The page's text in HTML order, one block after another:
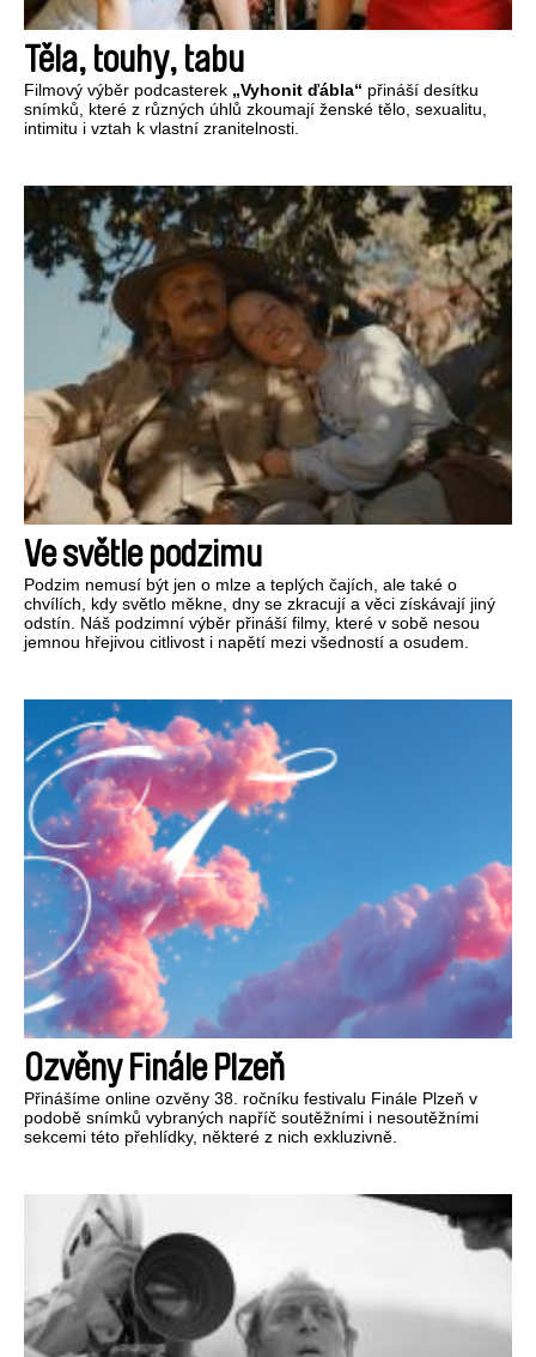
Těla, touhy, tabu
Filmový výběr podcasterek „Vyhonit ďábla“ přináší desítku
snímků, které z různých úhlů zkoumají ženské tělo, sexualitu,
intimitu i vztah k vlastní zranitelnosti.
Ve světle podzimu
Podzim nemusí být jen o mlze a teplých čajích, ale také o
chvílích, kdy světlo měkne, dny se zkracují a věci získávají jiný
odstín. Náš podzimní výběr přináší filmy, které v sobě nesou
jemnou hřejivou citlivost i napětí mezi všedností a osudem.
Ozvěny Finále Plzeň
Přinášíme online ozvěny 38. ročníku festivalu Finále Plzeň v
podobě snímků vybraných napříč soutěžními i nesoutěžními
sekcemi této přehlídky, některé z nich exkluzivně.